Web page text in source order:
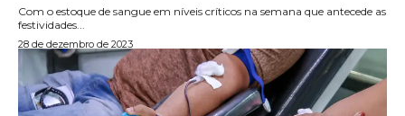
Com o estoque de sangue em níveis críticos na semana que antecede as
festividades...
28 de dezembro de 2023